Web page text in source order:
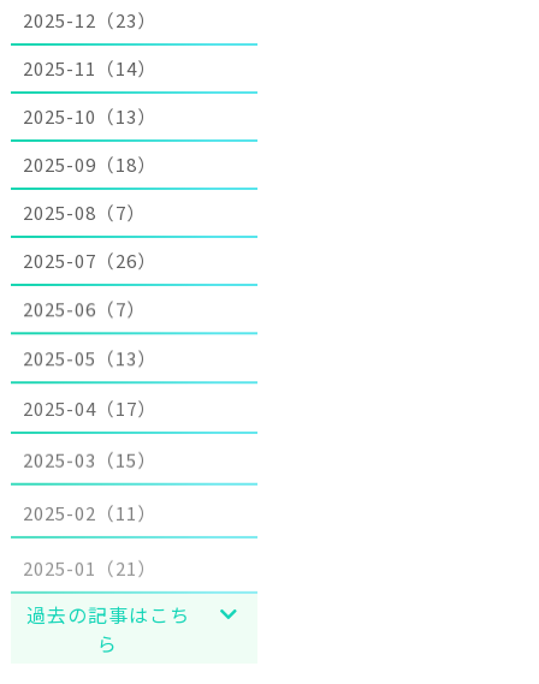
2025-12（23）
2025-11（14）
2025-10（13）
2025-09（18）
2025-08（7）
2025-07（26）
2025-06（7）
2025-05（13）
2025-04（17）
2025-03（15）
2025-02（11）
2025-01（21）
過去の記事はこち
ら